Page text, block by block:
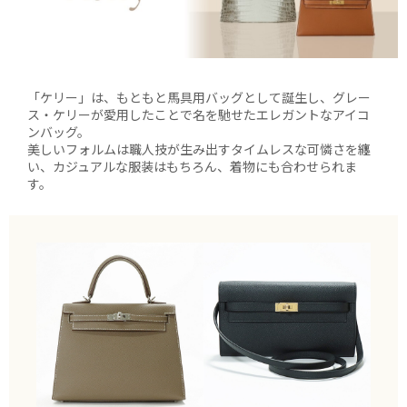
「ケリー」は、もともと馬具用バッグとして誕生し、グレー
ス・ケリーが愛用したことで名を馳せたエレガントなアイコ
ンバッグ。
美しいフォルムは職人技が生み出すタイムレスな可憐さを纏
い、カジュアルな服装はもちろん、着物にも合わせられま
す。